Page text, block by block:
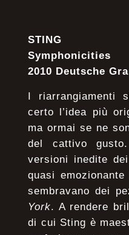
STING
Symphonicities
2010 Deutsche
I riarrangiamenti
certo l’idea più
ma ormai se ne
del cattivo
versioni inedite
quasi
sembravano dei
York. A rendere
di cui Sting è